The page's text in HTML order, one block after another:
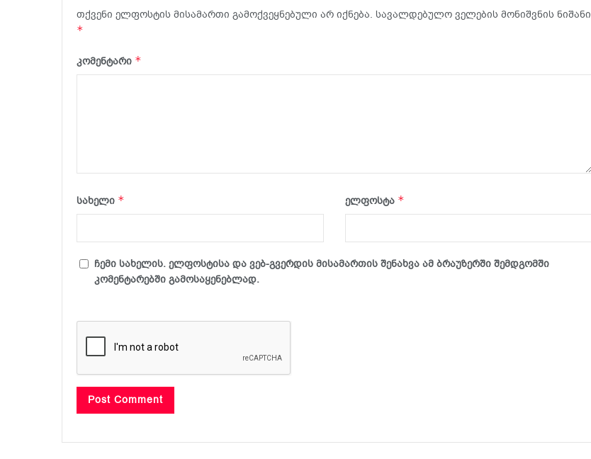
თქვენი ელფოსტის მისამართი გამოქვეყნებული არ იქნება. სავალდებულო ველების მონიშვნის ნიშანი
*
კომენტარი *
სახელი * ელფოსტა *
ჩემი სახელის. ელფოსტისა და ვებ-გვერდის მისამართის შენახვა ამ ბრაუზერში შემდგომში
კომენტარებში გამოსაყენებლად.